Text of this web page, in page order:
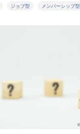
ジョブ型 メンバーシップ型